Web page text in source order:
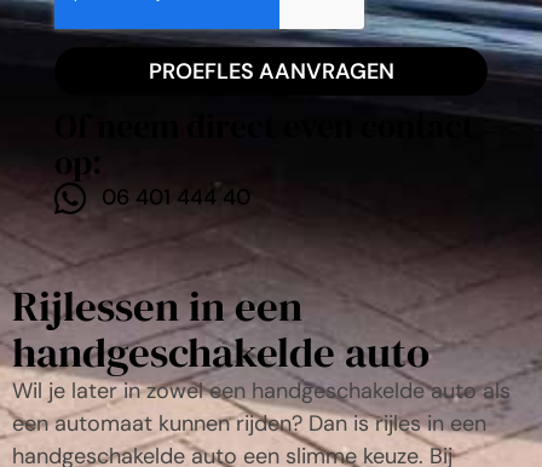
PROEFLES AANVRAGEN
Of neem direct even contact
op:
06 401 444 40
Rijlessen in een
handgeschakelde auto
Wil je later in zowel een handgeschakelde auto als
een automaat kunnen rijden? Dan is rijles in een
handgeschakelde auto een slimme keuze. Bij